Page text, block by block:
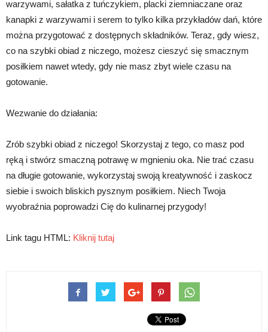
warzywami, sałatka z tuńczykiem, placki ziemniaczane oraz
kanapki z warzywami i serem to tylko kilka przykładów dań, które
można przygotować z dostępnych składników. Teraz, gdy wiesz,
co na szybki obiad z niczego, możesz cieszyć się smacznym
posiłkiem nawet wtedy, gdy nie masz zbyt wiele czasu na
gotowanie.
Wezwanie do działania:
Zrób szybki obiad z niczego! Skorzystaj z tego, co masz pod
ręką i stwórz smaczną potrawę w mgnieniu oka. Nie trać czasu
na długie gotowanie, wykorzystaj swoją kreatywność i zaskocz
siebie i swoich bliskich pysznym posiłkiem. Niech Twoja
wyobraźnia poprowadzi Cię do kulinarnej przygody!
Link tagu HTML: Kliknij tutaj